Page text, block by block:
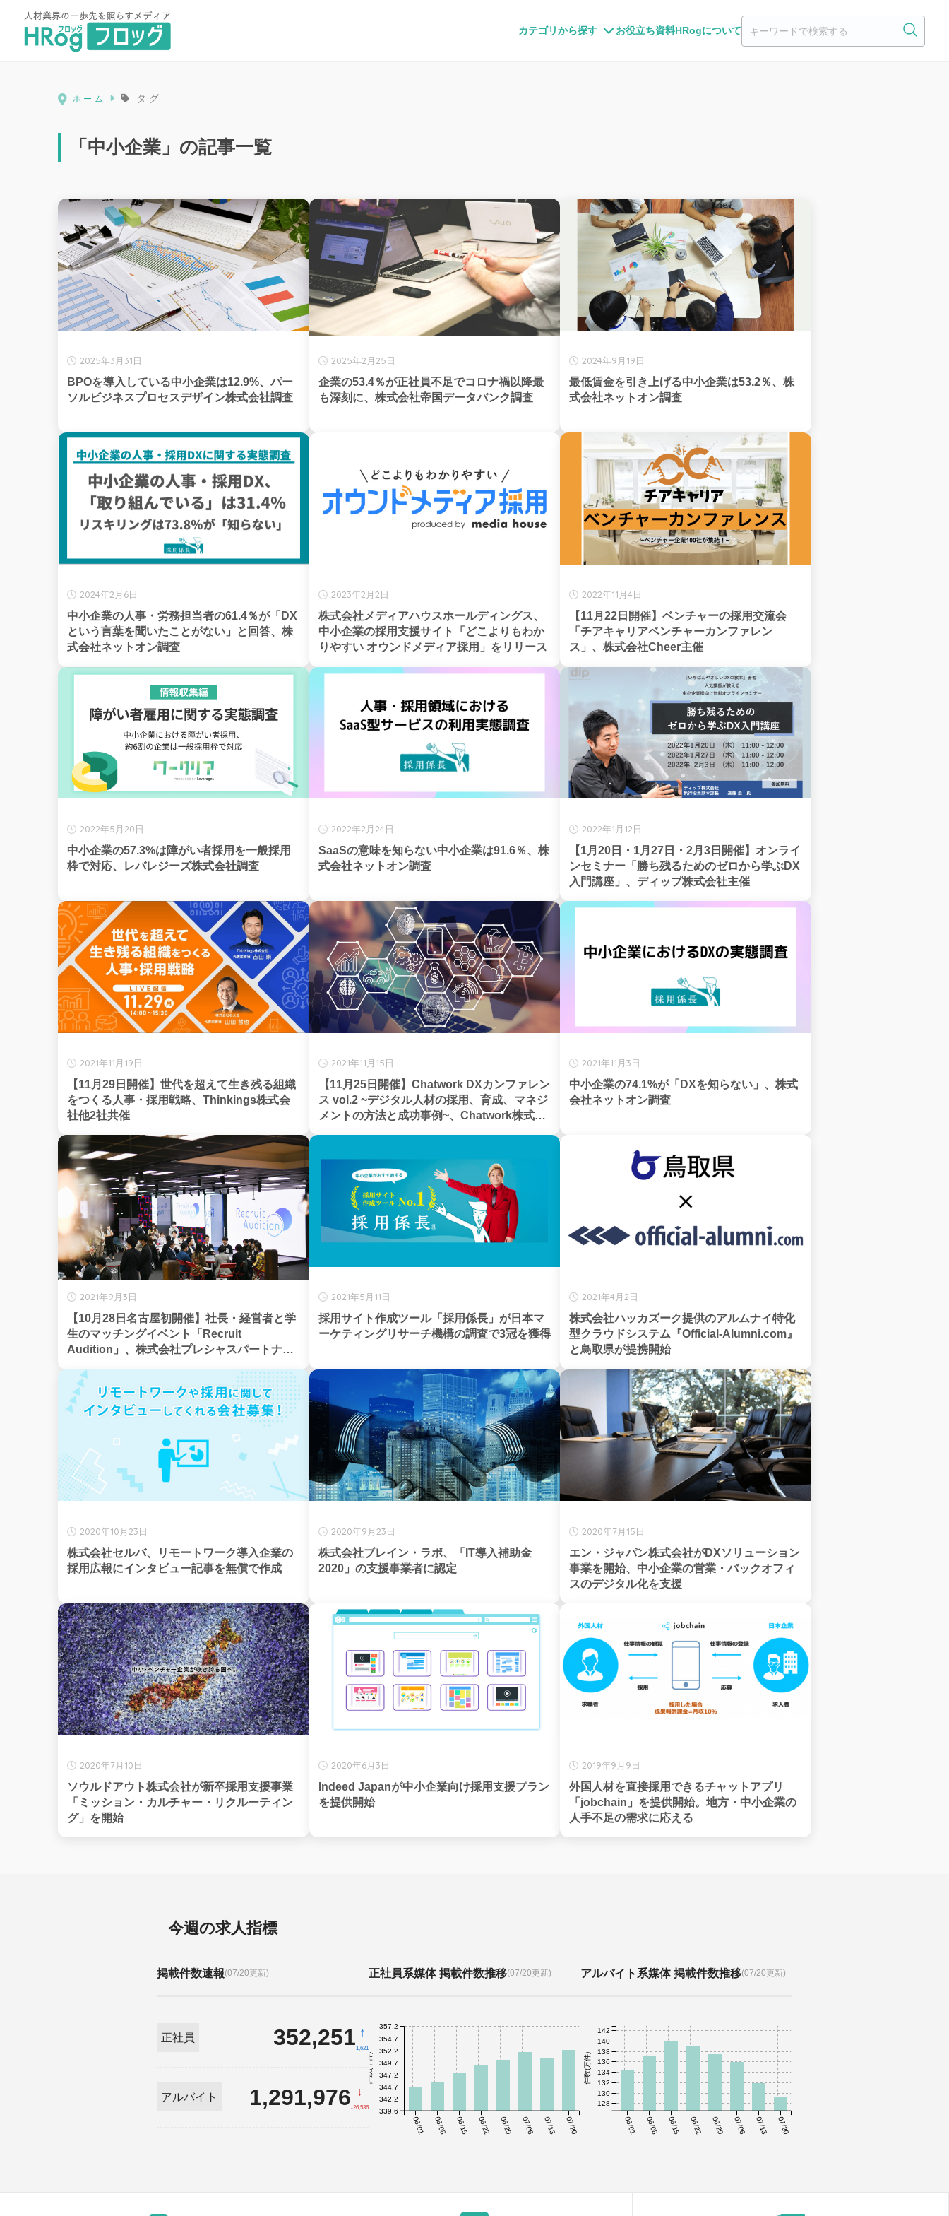
カテゴリから探す お役立ち資料HRogについて
HRog | 人材業界の一歩先を照らすメディア
ホーム タグ
「中小企業」の記事一覧
2025年3月31日
BPOを導入している中小企業は12.9%、パー
ソルビジネスプロセスデザイン株式会社調査
2025年2月25日
企業の53.4％が正社員不足でコロナ禍以降最
も深刻に、株式会社帝国データバンク調査
2024年9月19日
最低賃金を引き上げる中小企業は53.2％、株
式会社ネットオン調査
2024年2月6日
中小企業の人事・労務担当者の61.4％が「DX
という言葉を聞いたことがない」と回答、株
式会社ネットオン調査
2023年2月2日
株式会社メディアハウスホールディングス、
中小企業の採用支援サイト「どこよりもわか
りやすい オウンドメディア採用」をリリース
2022年11月4日
【11月22日開催】ベンチャーの採用交流会
「チアキャリアベンチャーカンファレン
ス」、株​式会社Cheer主催
2022年5月20日
中小企業の57.3%は障がい者採用を一般採用
枠で対応、レバレジーズ株式会社調査
2022年2月24日
SaaSの意味を知らない中小企業は91.6％、株
式会社ネットオン調査
2022年1月12日
【1月20日・1月27日・2月3日開催】オンライ
ンセミナー「勝ち残るためのゼロから学ぶDX
入門講座」、ディップ株式会社主催
2021年11月19日
【11月29日開催】世代を超えて生き残る組織
をつくる人事・採用戦略、Thinkings株式会
社他2社共催
2021年11月15日
【11月25日開催】Chatwork DXカンファレン
ス vol.2 ~デジタル人材の採用、育成、マネジ
メントの方法と成功事例~、Chatwork株式会
2021年11月3日
中小企業の74.1%が「DXを知らない」、株式
会社ネットオン調査
2021年9月3日
【10月28日名古屋初開催】社長・経営者と学
生のマッチングイベント「Recruit
Audition」、株式会社プレシャスパートナー
2021年5月11日
採用サイト作成ツール「採用係長」が日本マ
ーケティングリサーチ機構の調査で3冠を獲得
2021年4月2日
株式会社ハッカズーク提供のアルムナイ特化
型クラウドシステム『Official-Alumni.com』
と鳥取県が提携開始
2020年10月23日
株式会社セルバ、リモートワーク導入企業の
採用広報にインタビュー記事を無償で作成
2020年9月23日
株式会社ブレイン・ラボ、「IT導入補助金
2020」の支援事業者に認定
2020年7月15日
エン・ジャパン株式会社がDXソリューション
事業を開始、中小企業の営業・バックオフィ
スのデジタル化を支援
2020年7月10日
ソウルドアウト株式会社が新卒採用支援事業
「ミッション・カルチャー・リクルーティン
グ」を開始
2020年6月3日
Indeed Japanが中小企業向け採用支援プラン
を提供開始
2019年9月9日
外国人材を直接採用できるチャットアプリ
「jobchain」を提供開始。地方・中小企業の
人手不足の需求に応える
今週の求人指標
掲載件数速報(07/20更新)
正社員 352,251 ↑
1,621
アルバイト 1,291,976 ↓
-26,536
正社員系媒体 掲載件数推移(07/20更新)
06/01 06/08 06/15 06/22 06/29 07/06 07/13 07/20
件数(千件)
339.6
342.2
344.7
347.2
349.7
352.2
354.7
357.2
アルバイト系媒体 掲載件数推移(07/20更新)
06/01 06/08 06/15 06/22 06/29 07/06 07/13 07/20
件数(万件)
128
130
132
134
136
138
140
142